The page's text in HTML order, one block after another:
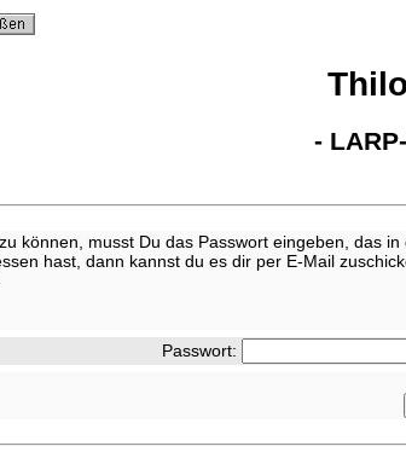
-
können, musst Du das Passwort eingeben, das
hast, dann kannst du es dir per E-Mail
Passwort: